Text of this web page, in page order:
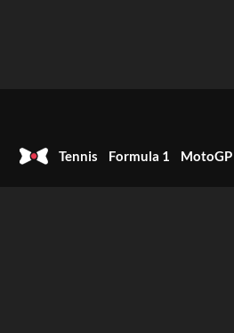
Tennis Formula 1 MotoGP